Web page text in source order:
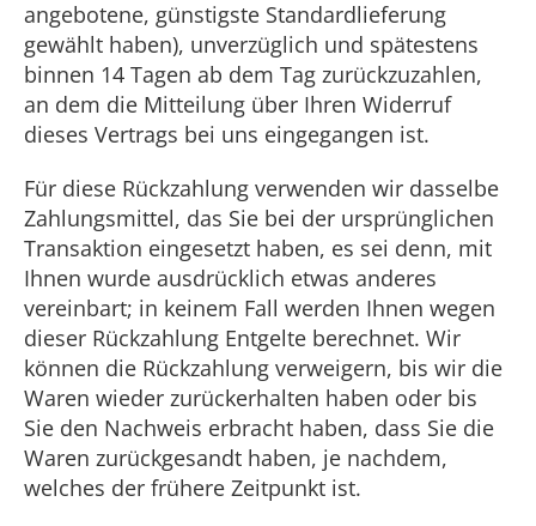
angebotene, günstigste Standardlieferung
gewählt haben), unverzüglich und spätestens
binnen 14 Tagen ab dem Tag zurückzuzahlen,
an dem die Mitteilung über Ihren Widerruf
dieses Vertrags bei uns eingegangen ist.
Für diese Rückzahlung verwenden wir dasselbe
Zahlungsmittel, das Sie bei der ursprünglichen
Transaktion eingesetzt haben, es sei denn, mit
Ihnen wurde ausdrücklich etwas anderes
vereinbart; in keinem Fall werden Ihnen wegen
dieser Rückzahlung Entgelte berechnet. Wir
können die Rückzahlung verweigern, bis wir die
Waren wieder zurückerhalten haben oder bis
Sie den Nachweis erbracht haben, dass Sie die
Waren zurückgesandt haben, je nachdem,
welches der frühere Zeitpunkt ist.